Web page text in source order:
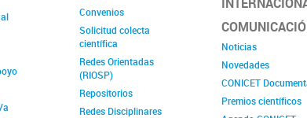
a
Convenios
Solicitud colecta
científica
Redes Orientadas
(RIOSP)
Repositorios
Redes Disciplinares
Noticias
Novedades
CONICET
Premios científicos